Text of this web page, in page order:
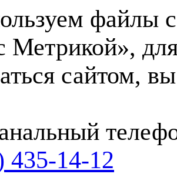
файлы
Метрикой»,
сайтом,
435-14-12